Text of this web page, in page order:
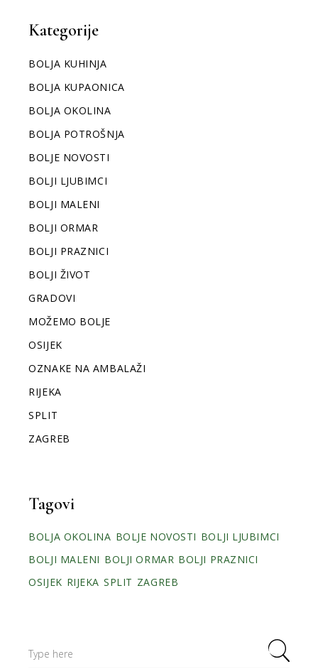
Kategorije
BOLJA KUHINJA
BOLJA KUPAONICA
BOLJA OKOLINA
BOLJA POTROŠNJA
BOLJE NOVOSTI
BOLJI LJUBIMCI
BOLJI MALENI
BOLJI ORMAR
BOLJI PRAZNICI
BOLJI ŽIVOT
GRADOVI
MOŽEMO BOLJE
OSIJEK
OZNAKE NA AMBALAŽI
RIJEKA
SPLIT
ZAGREB
Tagovi
BOLJA OKOLINA BOLJE NOVOSTI BOLJI LJUBIMCI
BOLJI MALENI BOLJI ORMAR BOLJI PRAZNICI
OSIJEK RIJEKA SPLIT ZAGREB
for: